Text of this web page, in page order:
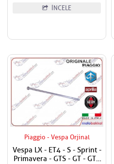
İNCELE
Piaggio - Vespa Orjinal
Vespa LX - ET4 - S - Sprint -
Primavera - GTS - GT - GTV